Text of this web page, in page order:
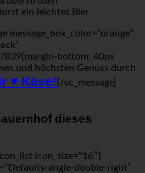
ein leichtes Bier
message_box_color=”orange”
bottom: 40px
und höchsten Genuss durch
♥ Käse! [/vc_message]
dieses
icon_size=”16″]
angle-double-right”